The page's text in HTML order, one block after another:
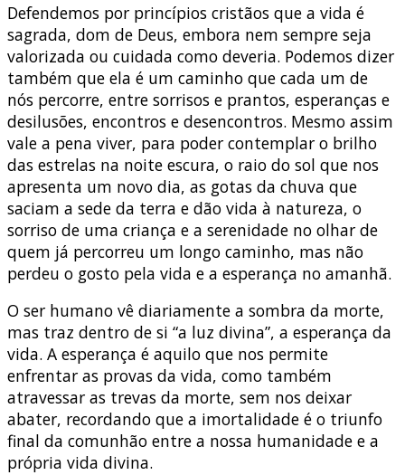
Defendemos por princípios cristãos que a vida é
sagrada, dom de Deus, embora nem sempre seja
valorizada ou cuidada como deveria. Podemos dizer
também que ela é um caminho que cada um de
nós percorre, entre sorrisos e prantos, esperanças e
desilusões, encontros e desencontros. Mesmo assim
vale a pena viver, para poder contemplar o brilho
das estrelas na noite escura, o raio do sol que nos
apresenta um novo dia, as gotas da chuva que
saciam a sede da terra e dão vida à natureza, o
sorriso de uma criança e a serenidade no olhar de
quem já percorreu um longo caminho, mas não
perdeu o gosto pela vida e a esperança no amanhã.
O ser humano vê diariamente a sombra da morte,
mas traz dentro de si “a luz divina”, a esperança da
vida. A esperança é aquilo que nos permite
enfrentar as provas da vida, como também
atravessar as trevas da morte, sem nos deixar
abater, recordando que a imortalidade é o triunfo
final da comunhão entre a nossa humanidade e a
própria vida divina.